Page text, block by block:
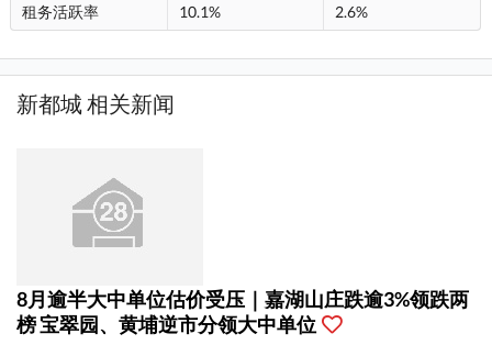
租务活跃率
10.1% 2.6%
新都城 相关新闻
8月逾半大中单位估价受压｜嘉湖山庄跌逾3%领跌两
榜 宝翠园、黄埔逆市分领大中单位